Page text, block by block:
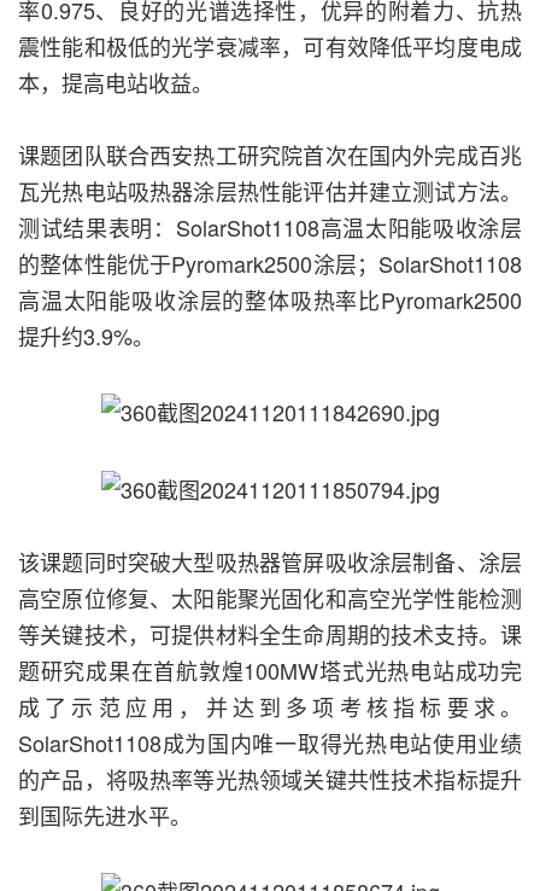
率0.975、良好的光谱选择性，优异的附着力、抗热
震性能和极低的光学衰减率，可有效降低平均度电成
本，提高电站收益。
课题团队联合西安热工研究院首次在国内外完成百兆
瓦光热电站吸热器涂层热性能评估并建立测试方法。
测试结果表明：SolarShot1108高温太阳能吸收涂层
的整体性能优于Pyromark2500涂层；SolarShot1108
高温太阳能吸收涂层的整体吸热率比Pyromark2500
提升约3.9%。
该课题同时突破大型吸热器管屏吸收涂层制备、涂层
高空原位修复、太阳能聚光固化和高空光学性能检测
等关键技术，可提供材料全生命周期的技术支持。课
题研究成果在首航敦煌100MW塔式光热电站成功完
成了示范应用，并达到多项考核指标要求。
SolarShot1108成为国内唯一取得光热电站使用业绩
的产品，将吸热率等光热领域关键共性技术指标提升
到国际先进水平。